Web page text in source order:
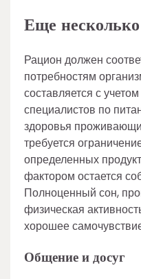
Еще
Рацион должен
потребностям
составляется с
специалистов по
здоровья
требуется
определенных
фактором остается
Полноценный сон,
физическая
хорошее
Общение и досуг